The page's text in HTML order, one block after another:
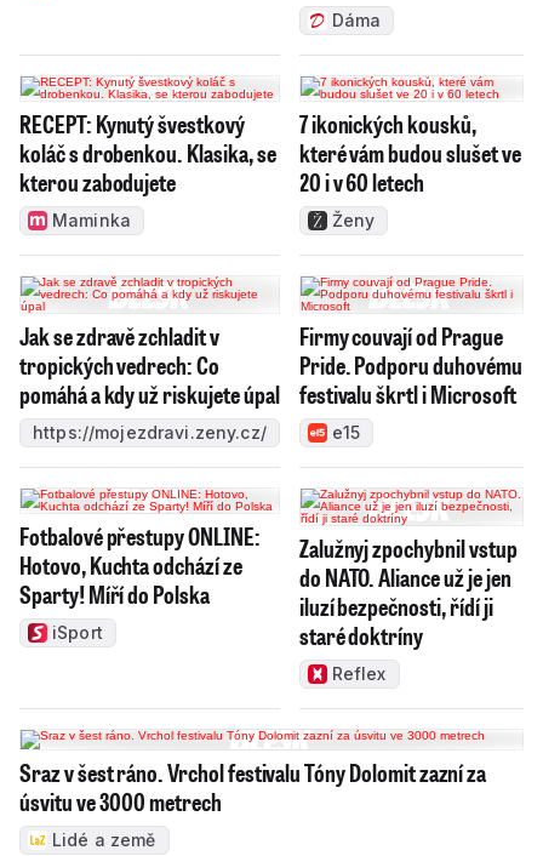
Dáma
RECEPT: Kynutý švestkový
koláč s drobenkou. Klasika, se
kterou zabodujete
Maminka
7 ikonických kousků,
které vám budou slušet ve
20 i v 60 letech
Ženy
Jak se zdravě zchladit v
tropických vedrech: Co
pomáhá a kdy už riskujete úpal
https://mojezdravi.zeny.cz/
Firmy couvají od Prague
Pride. Podporu duhovému
festivalu škrtl i Microsoft
e15
Fotbalové přestupy ONLINE:
Hotovo, Kuchta odchází ze
Sparty! Míří do Polska
iSport
Zalužnyj zpochybnil vstup
do NATO. Aliance už je jen
iluzí bezpečnosti, řídí ji
staré doktríny
Reflex
Sraz v šest ráno. Vrchol festivalu Tóny Dolomit zazní za
úsvitu ve 3000 metrech
Lidé a země